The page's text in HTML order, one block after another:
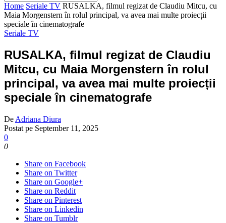
Home Seriale TV RUSALKA, filmul regizat de Claudiu Mitcu, cu
Maia Morgenstern în rolul principal, va avea mai multe proiecții
speciale în cinematografe
Seriale TV
RUSALKA, filmul regizat de Claudiu
Mitcu, cu Maia Morgenstern în rolul
principal, va avea mai multe proiecții
speciale în cinematografe
De Adriana Diura
Postat pe September 11, 2025
0
0
Share on Facebook
Share on Twitter
Share on Google+
Share on Reddit
Share on Pinterest
Share on Linkedin
Share on Tumblr